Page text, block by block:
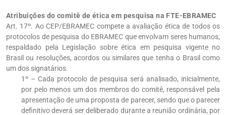
Atribuições do comitê de ética em pesquisa na FTE-EBRAMEC
Art. 17º. Ao CEP/EBRAMEC compete a avaliação ética de todos os
protocolos de pesquisa do EBRAMEC que envolvam seres humanos,
respaldado pela Legislação sobre ética em pesquisa vigente no
Brasil ou resoluções, acordos ou similares que tenha o Brasil como
um dos signatários.
1º – Cada protocolo de pesquisa será analisado, inicialmente,
por pelo menos um dos membros do comitê, responsável pela
apresentação de uma proposta de parecer, sendo que o parecer
definitivo deverá ser deliberado durante a reunião ordinária, por